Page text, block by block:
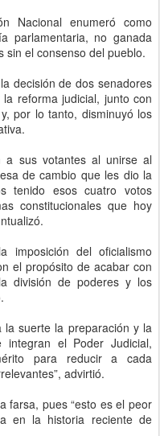
Nacional enumeró como
parlamentaria, no ganada
sin el consenso del pueblo.
decisión de dos senadores
reforma judicial, junto con
por lo tanto, disminuyó los
a sus votantes al unirse al
de cambio que les dio la
tenido esos cuatro votos
constitucionales que hoy
imposición del oficialismo
el propósito de acabar con
división de poderes y los
la suerte la preparación y la
el Poder Judicial,
para reducir a cada
advirtió.
farsa, pues “esto es el peor
en la historia reciente de